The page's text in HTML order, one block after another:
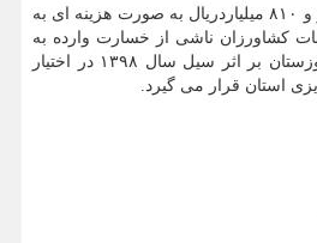
بر این اساس، مبلغ دو هزار و ۸۱۰ میلیاردریال به صورت هزینه ای به
کشاورزان ناشی از خسارت وارده به
اراضی کشاورزی استان خوزستان بر اثر سیل سال ۱۳۹۸ در اختیار
استان قرار می گیرد.